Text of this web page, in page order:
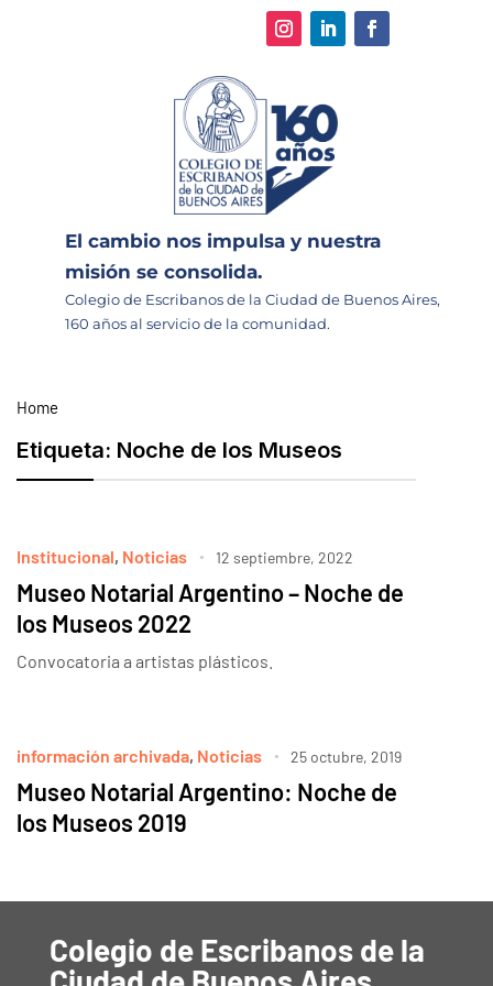
El cambio nos impulsa y nuestra
misión se consolida.
Colegio de Escribanos de la Ciudad de Buenos Aires,
160 años al servicio de la comunidad.
Home
Etiqueta: Noche de los Museos
Institucional, Noticias 12 septiembre, 2022
Museo Notarial Argentino – Noche de
los Museos 2022
Convocatoria a artistas plásticos.
información archivada, Noticias 25 octubre, 2019
Museo Notarial Argentino: Noche de
los Museos 2019
Colegio de Escribanos de la